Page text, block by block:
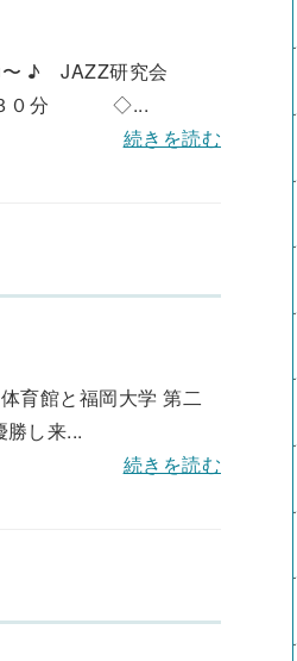
〜 ♪ JAZZ研究会
３０分 ◇...
続きを読む
育館と福岡大学 第二
し来...
続きを読む